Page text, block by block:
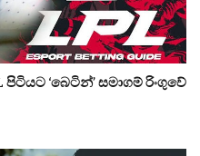
‘බෙටින්’ සමාගම් රිංගුවේ